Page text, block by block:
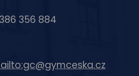
356 884